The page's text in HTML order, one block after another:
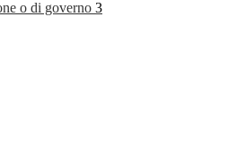
o di governo 3